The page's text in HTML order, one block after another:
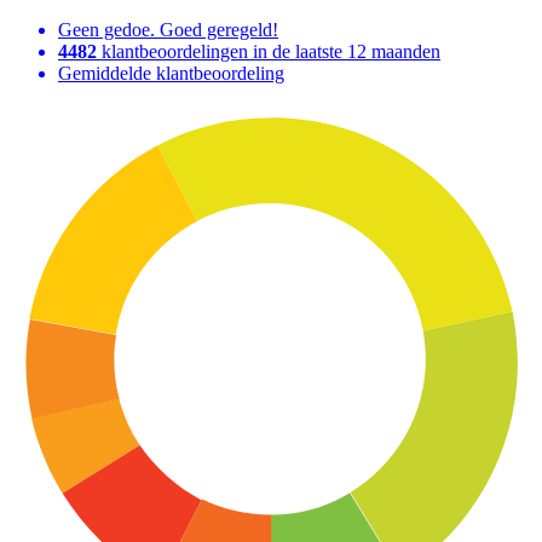
Geen gedoe. Goed geregeld!
4482 klantbeoordelingen in de laatste 12 maanden
Gemiddelde klantbeoordeling